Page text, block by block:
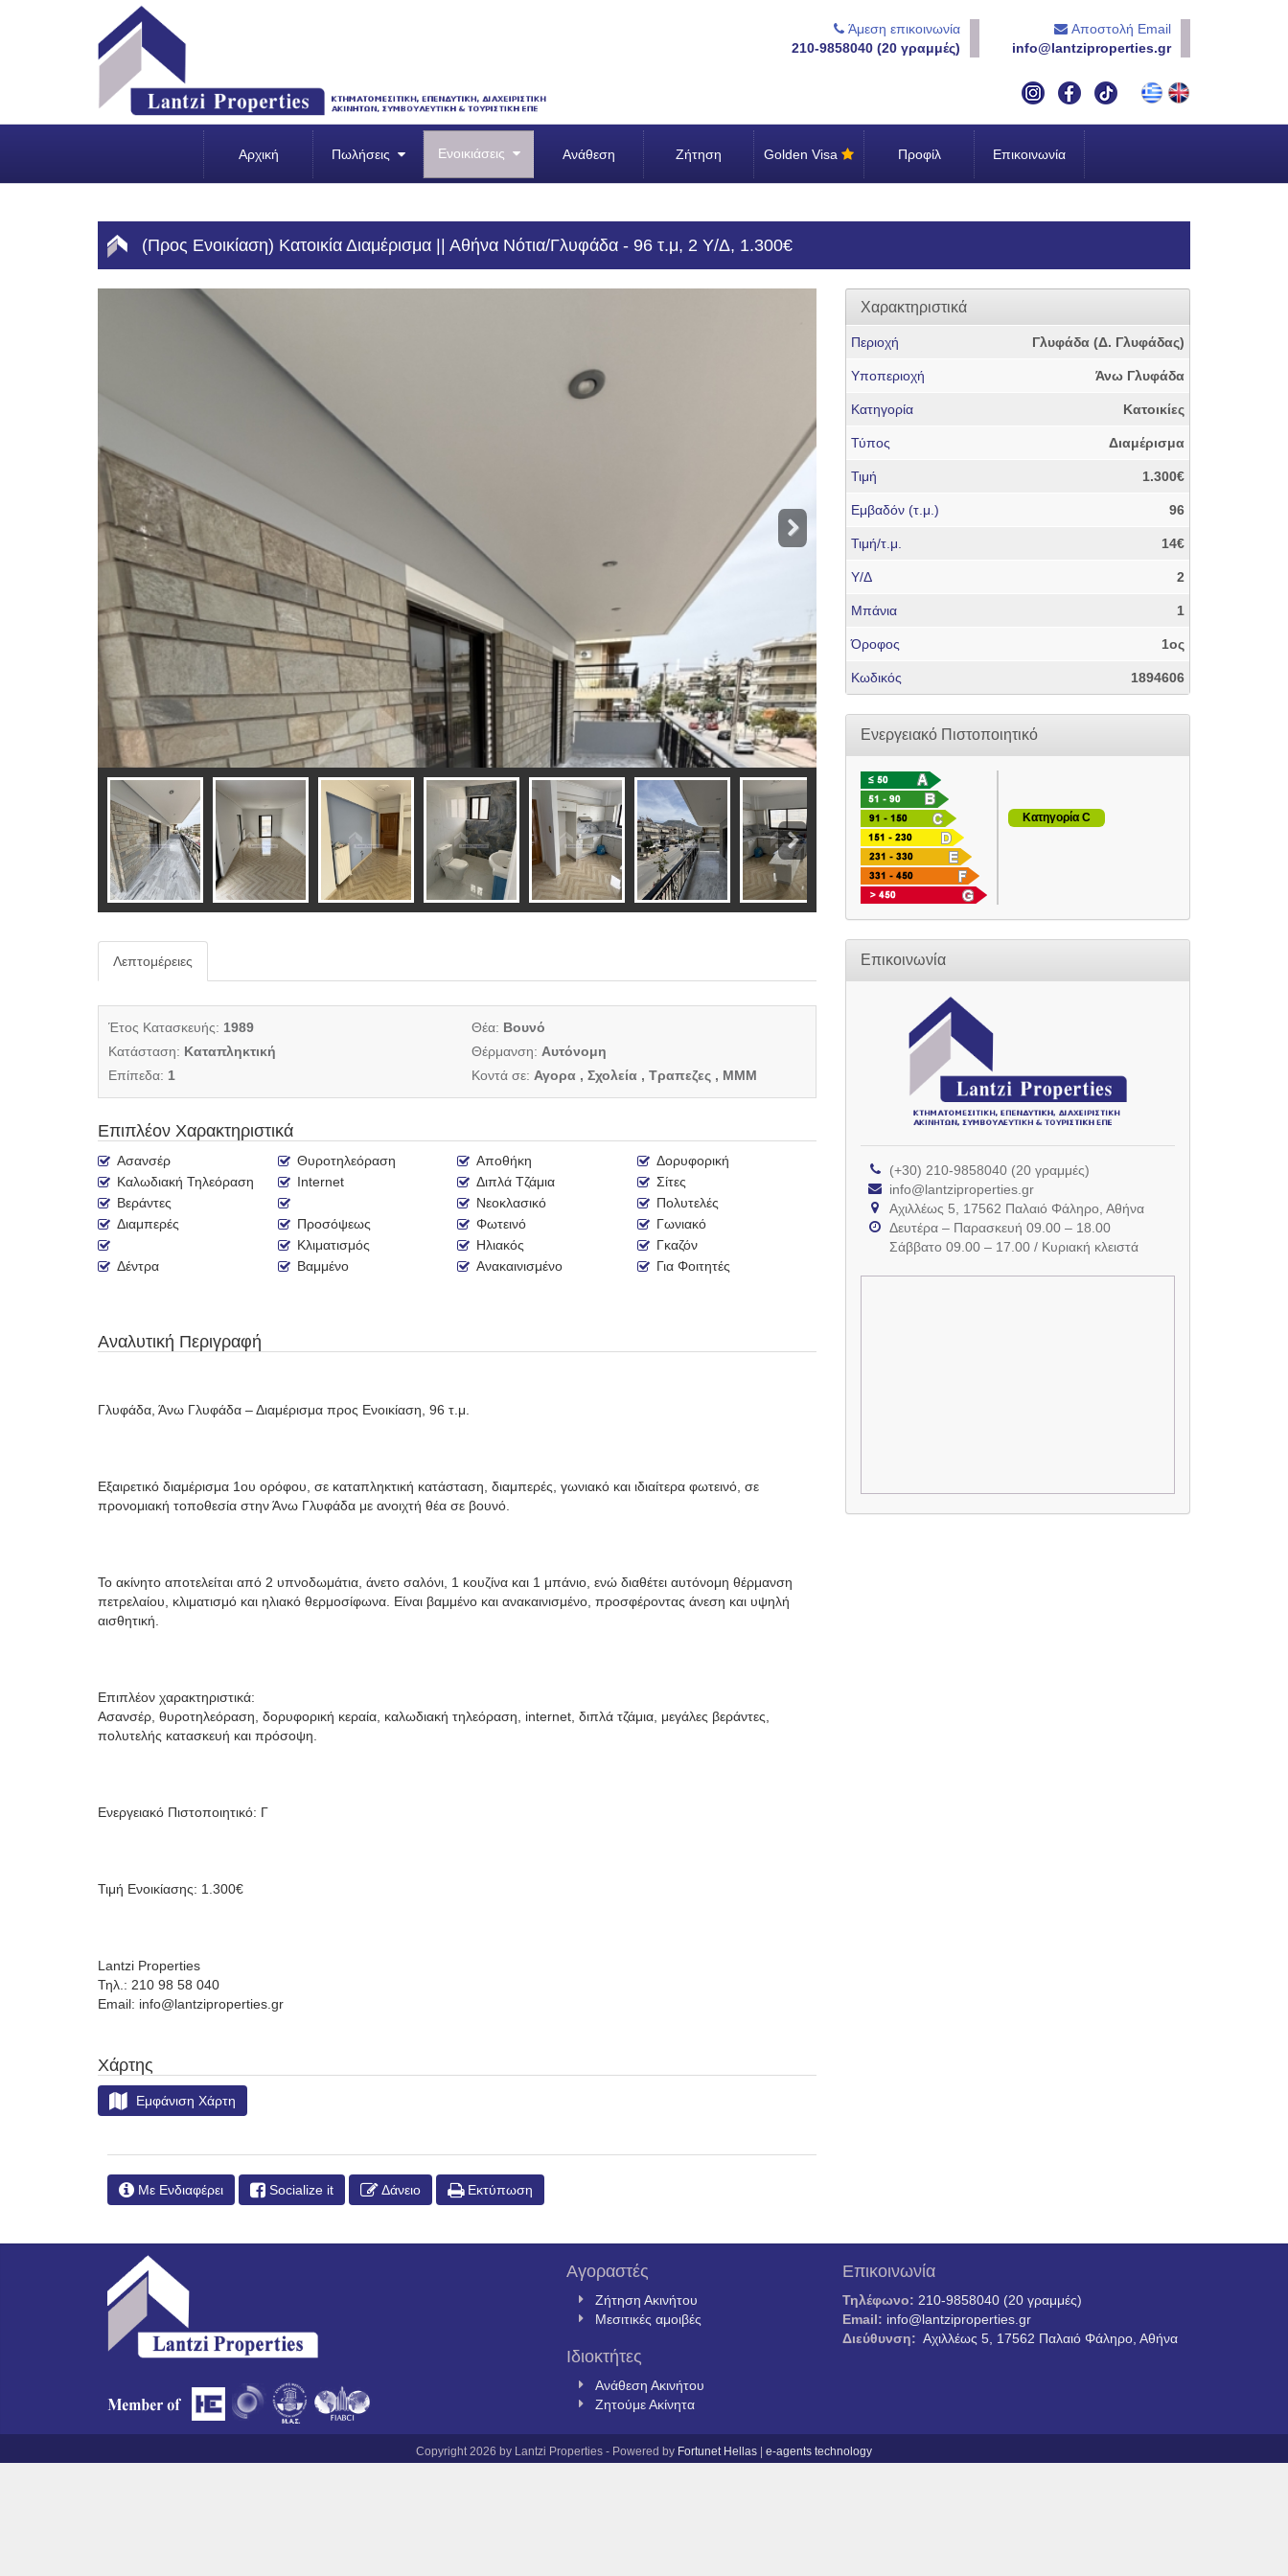
Άμεση επικοινωνία
210-9858040 (20 γραμμές)
Αποστολή Email
info@lantziproperties.gr
Αρχική Πωλήσεις Ενοικιάσεις Ανάθεση Ζήτηση Golden Visa Προφίλ Επικοινωνία
(Προς Ενοικίαση) Κατοικία Διαμέρισμα || Αθήνα Νότια/Γλυφάδα - 96 τ.μ, 2 Υ/Δ, 1.300€
Λεπτομέρειες
Έτος Κατασκευής: 1989 Θέα: Βουνό
Κατάσταση: Καταπληκτική Θέρμανση: Αυτόνομη
Επίπεδα: 1 Κοντά σε: Αγορα , Σχολεία , Τραπεζες , ΜΜΜ
Επιπλέον Χαρακτηριστικά
Ασανσέρ Θυροτηλεόραση Αποθήκη
Δορυφορική
Καλωδιακή Τηλεόραση
Internet Διπλά Τζάμια
Σίτες
Βεράντες
Νεοκλασικό
Πολυτελές
Διαμπερές
Προσόψεως Φωτεινό
Γωνιακό
Κλιματισμός
Ηλιακός
Γκαζόν
Δέντρα
Βαμμένο Ανακαινισμένο Για Φοιτητές
Αναλυτική Περιγραφή
Γλυφάδα, Άνω Γλυφάδα – Διαμέρισμα προς Ενοικίαση, 96 τ.μ.
Εξαιρετικό διαμέρισμα 1ου ορόφου, σε καταπληκτική κατάσταση, διαμπερές, γωνιακό και ιδιαίτερα φωτεινό, σε
προνομιακή τοποθεσία στην Άνω Γλυφάδα με ανοιχτή θέα σε βουνό.
Το ακίνητο αποτελείται από 2 υπνοδωμάτια, άνετο σαλόνι, 1 κουζίνα και 1 μπάνιο, ενώ διαθέτει αυτόνομη θέρμανση
πετρελαίου, κλιματισμό και ηλιακό θερμοσίφωνα. Είναι βαμμένο και ανακαινισμένο, προσφέροντας άνεση και υψηλή
αισθητική.
Επιπλέον χαρακτηριστικά:
Ασανσέρ, θυροτηλεόραση, δορυφορική κεραία, καλωδιακή τηλεόραση, internet, διπλά τζάμια, μεγάλες βεράντες,
πολυτελής κατασκευή και πρόσοψη.
Ενεργειακό Πιστοποιητικό: Γ
Τιμή Ενοικίασης: 1.300€
Lantzi Properties
Τηλ.: 210 98 58 040
Email: info@lantziproperties.gr
Χάρτης
Εμφάνιση Χάρτη
Με Ενδιαφέρει Socialize it Δάνειο Εκτύπωση
Χαρακτηριστικά
Περιοχή Γλυφάδα (Δ. Γλυφάδας)
Υποπεριοχή Άνω Γλυφάδα
Κατηγορία Κατοικίες
Τύπος Διαμέρισμα
Τιμή 1.300€
Εμβαδόν (τ.μ.) 96
Τιμή/τ.μ. 14€
Υ/Δ 2
Μπάνια 1
Όροφος 1ος
Κωδικός 1894606
Ενεργειακό Πιστοποιητικό
Κατηγορία C
Επικοινωνία
(+30) 210-9858040 (20 γραμμές)
info@lantziproperties.gr
Αχιλλέως 5, 17562 Παλαιό Φάληρο, Αθήνα
Δευτέρα – Παρασκευή 09.00 – 18.00
Σάββατο 09.00 – 17.00 / Κυριακή κλειστά
Αγοραστές
Ζήτηση Ακινήτου
Μεσιτικές αμοιβές
Ιδιοκτήτες
Ανάθεση Ακινήτου
Ζητούμε Ακίνητα
Επικοινωνία
Τηλέφωνο: 210-9858040 (20 γραμμές)
Email: info@lantziproperties.gr
Διεύθυνση: Αχιλλέως 5, 17562 Παλαιό Φάληρο, Αθήνα
Copyright 2026 by Lantzi Properties - Powered by Fortunet Hellas | e-agents technology